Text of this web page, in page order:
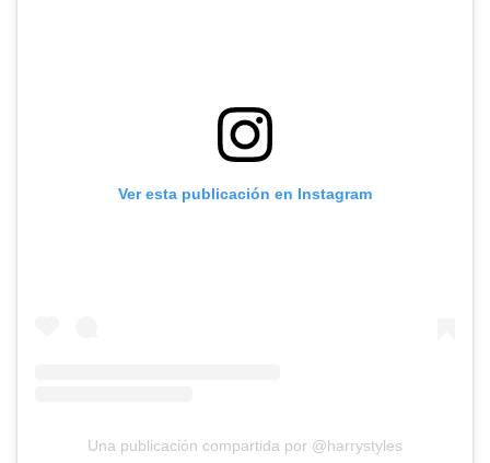
Ver esta publicación en Instagram
Una publicación compartida por @harrystyles